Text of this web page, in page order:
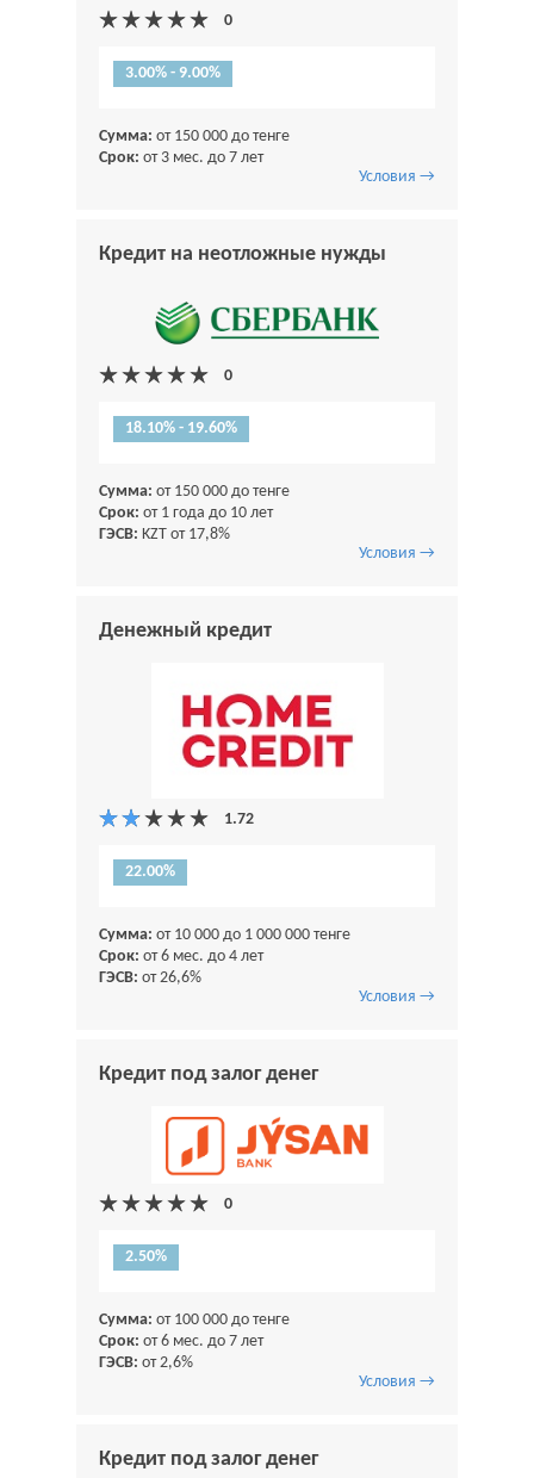
3.00% - 9.00%
Сумма: от 150 000 до тенге
Срок: от 3 мес. до 7 лет
Условия →
Кредит на неотложные нужды
18.10% - 19.60%
Сумма: от 150 000 до тенге
Срок: от 1 года до 10 лет
ГЭСВ: KZT от 17,8%
Условия →
Денежный кредит
22.00%
Сумма: от 10 000 до 1 000 000 тенге
Срок: от 6 мес. до 4 лет
ГЭСВ: от 26,6%
Условия →
Кредит под залог денег
2.50%
Сумма: от 100 000 до тенге
Срок: от 6 мес. до 7 лет
ГЭСВ: от 2,6%
Условия →
Кредит под залог денег